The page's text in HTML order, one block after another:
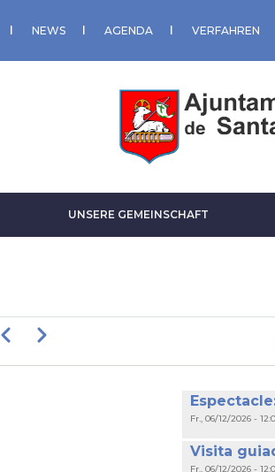
NEWS AGENDA VERFAHREN
UNSERE GEMEINSCHAFT
SEITENNUMMERIERUNG
ZurückWeiter
Espectacle:
Fr., 06/12/2026 -
Visita
Fr., 06/12/2026 -